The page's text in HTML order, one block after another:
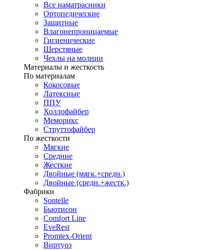
Все наматрасники
Ортопедические
Защитные
Влагонепроницаемые
Гигиенические
Шерстяные
Чехлы на молнии
Материалы и жесткость
По материалам
Кокосовые
Латексные
ППУ
Холлофайбер
Меморикс
Струттофайбер
По жесткости
Мягкие
Средние
Жесткие
Двойные (мягк.+средн.)
Двойные (средн.+жестк.)
Фабрики
Sontelle
Бьютисон
Comfort Line
EveRest
Promtex-Orient
Виртуоз